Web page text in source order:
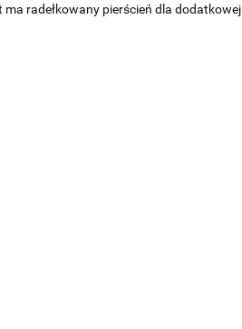
radełkowany pierścień dla dodatkowej